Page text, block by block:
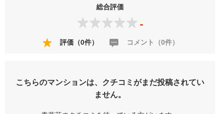
総合評価
-
評価（0件） コメント（0件）
こちらのマンションは、クチコミがまだ投稿されてい
ません。